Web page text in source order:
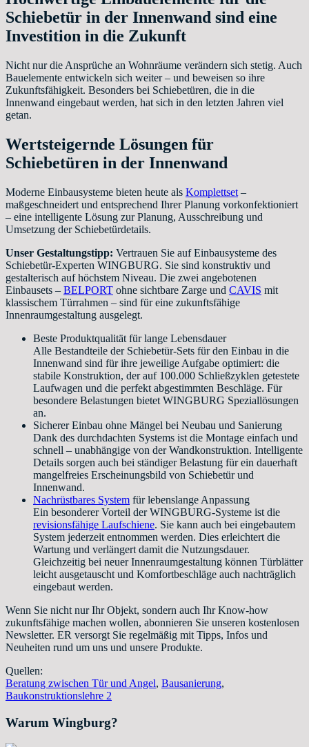
Schiebetür in der Innenwand sind eine
Investition in die Zukunft
Nicht nur die Ansprüche an Wohnräume verändern sich stetig. Auch
Bauelemente entwickeln sich weiter – und beweisen so ihre
Zukunftsfähigkeit. Besonders bei Schiebetüren, die in die
Innenwand eingebaut werden, hat sich in den letzten Jahren viel
getan.
Wertsteigernde Lösungen für
Schiebetüren in der Innenwand
Moderne Einbausysteme bieten heute als Komplettset –
maßgeschneidert und entsprechend Ihrer Planung vorkonfektioniert
– eine intelligente Lösung zur Planung, Ausschreibung und
Umsetzung der Schiebetürdetails.
Unser Gestaltungstipp: Vertrauen Sie auf Einbausysteme des
Schiebetür-Experten WINGBURG. Sie sind konstruktiv und
gestalterisch auf höchstem Niveau. Die zwei angebotenen
Einbausets – BELPORT ohne sichtbare Zarge und CAVIS mit
klassischem Türrahmen – sind für eine zukunftsfähige
Innenraumgestaltung ausgelegt.
Beste Produktqualität für lange Lebensdauer
Alle Bestandteile der Schiebetür-Sets für den Einbau in die
Innenwand sind für ihre jeweilige Aufgabe optimiert: die
stabile Konstruktion, der auf 100.000 Schließzyklen getestete
Laufwagen und die perfekt abgestimmten Beschläge. Für
besondere Belastungen bietet WINGBURG Speziallösungen
an.
Sicherer Einbau ohne Mängel bei Neubau und Sanierung
Dank des durchdachten Systems ist die Montage einfach und
schnell – unabhängige von der Wandkonstruktion. Intelligente
Details sorgen auch bei ständiger Belastung für ein dauerhaft
mangelfreies Erscheinungsbild von Schiebetür und
Innenwand.
Nachrüstbares System für lebenslange Anpassung
Ein besonderer Vorteil der WINGBURG-Systeme ist die
revisionsfähige Laufschiene. Sie kann auch bei eingebautem
System jederzeit entnommen werden. Dies erleichtert die
Wartung und verlängert damit die Nutzungsdauer.
Gleichzeitig bei neuer Innenraumgestaltung können Türblätter
leicht ausgetauscht und Komfortbeschläge auch nachträglich
eingebaut werden.
Wenn Sie nicht nur Ihr Objekt, sondern auch Ihr Know-how
zukunftsfähige machen wollen, abonnieren Sie unseren kostenlosen
Newsletter. ER versorgt Sie regelmäßig mit Tipps, Infos und
Neuheiten rund um uns und unsere Produkte.
Quellen:
Beratung zwischen Tür und Angel, Bausanierung,
Baukonstruktionslehre 2
Warum Wingburg?